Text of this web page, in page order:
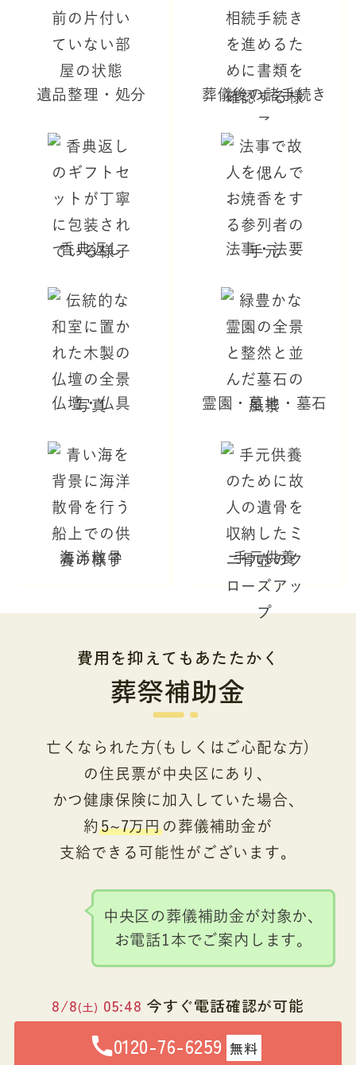
遺品整理・処分 葬儀後の諸手続き
香典返し 法事・法要
仏壇・仏具 霊園・墓地・墓石
海洋散骨 手元供養
費用を抑えてもあたたかく
葬祭補助金
亡くなられた方(もしくはご心配な方)
の住民票が中央区にあり、
かつ健康保険に加入していた場合、
約5~7万円 の葬儀補助金が
支給できる可能性がございます。
中央区の葬儀補助金が対象か、
お電話1本でご案内します。
8/8(土) 05:48 今すぐ電話確認が可能
0120-76-6259 無料